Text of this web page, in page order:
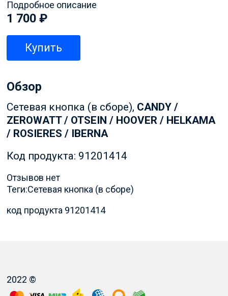
Подробное описание
1 700 ₽
Купить
Обзор
Сетевая кнопка (в сборе), CANDY /
ZEROWATT / OTSEIN / HOOVER / HELKAMA
/ ROSIERES / IBERNA
Код продукта: 91201414
Отзывов нет
Теги:Сетевая кнопка (в сборе)
код продукта 91201414
2022 ©